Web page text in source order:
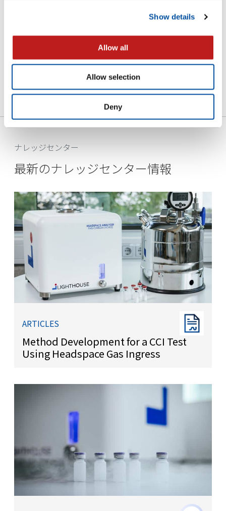
Show details
Allow all
Allow selection
Deny
FMS-オートメーションモジュール
この連携型自動サンプ…— READ MORE
ナレッジセンター
最新のナレッジセンター情報
ARTICLES
Method Development for a CCI Test
Using Headspace Gas Ingress